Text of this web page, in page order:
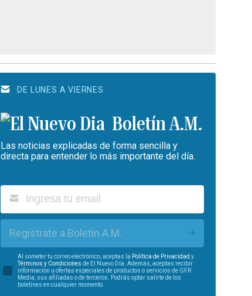
DE LUNES A VIERNES
Boletín A.M.
Las noticias explicadas de forma sencilla y
directa para entender lo más importante del día.
Regístrate a Boletín A.M.
Al someter tu correo electrónico, aceptas la Política de Privacidad y
Términos y Condiciones de El Nuevo Día. Además, aceptas recibir
información u ofertas especiales de productos o servicios de GFR
Media, sus afiliadas o de terceros. Podrás optar salirte de los
boletines en cualquier momento.